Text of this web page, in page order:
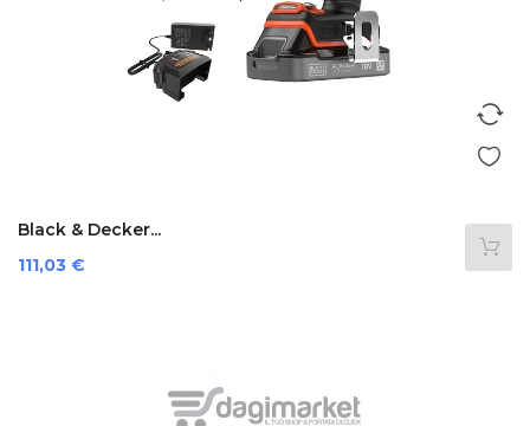
Black & Decker...
Prezzo
111,03 €